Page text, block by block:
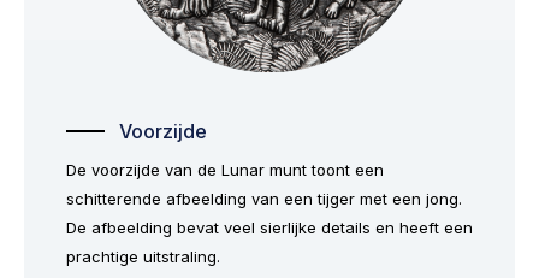
Voorzijde
De voorzijde van de Lunar munt toont een
schitterende afbeelding van een tijger met een jong.
De afbeelding bevat veel sierlijke details en heeft een
prachtige uitstraling.